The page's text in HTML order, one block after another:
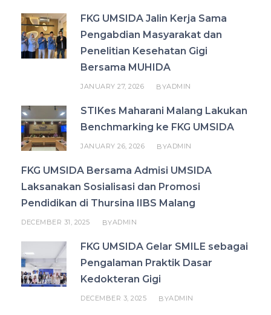
FKG UMSIDA Jalin Kerja Sama
Pengabdian Masyarakat dan
Penelitian Kesehatan Gigi
Bersama MUHIDA
JANUARY 27, 2026 BYADMIN
STIKes Maharani Malang Lakukan
Benchmarking ke FKG UMSIDA
JANUARY 26, 2026 BYADMIN
FKG UMSIDA Bersama Admisi UMSIDA
Laksanakan Sosialisasi dan Promosi
Pendidikan di Thursina IIBS Malang
DECEMBER 31, 2025 BYADMIN
FKG UMSIDA Gelar SMILE sebagai
Pengalaman Praktik Dasar
Kedokteran Gigi
DECEMBER 3, 2025 BYADMIN